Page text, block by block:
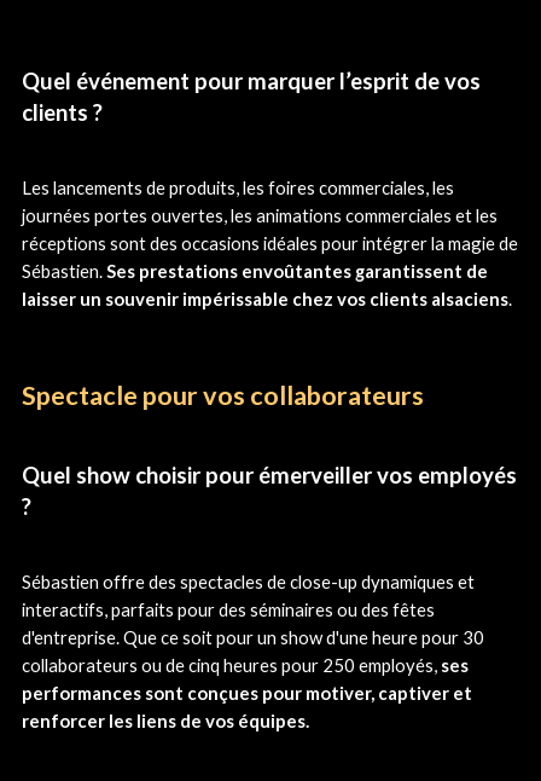
Quel événement pour marquer l’esprit de vos
clients ?
Les lancements de produits, les foires commerciales, les
journées portes ouvertes, les animations commerciales et les
réceptions sont des occasions idéales pour intégrer la magie de
Sébastien.Ses prestations envoûtantes garantissent de
laisser un souvenir impérissable chez vos clients alsaciens.
Spectacle pour vos collaborateurs
Quel show choisir pour émerveiller vos employés
?
Sébastien offre des spectacles de close-up dynamiques et
interactifs, parfaits pour des séminaires ou des fêtes
d'entreprise. Que ce soit pour un show d'une heure pour 30
collaborateurs ou de cinq heures pour 250 employés, ses
performances sont conçues pour motiver, captiver et
renforcer les liens de vos équipes.